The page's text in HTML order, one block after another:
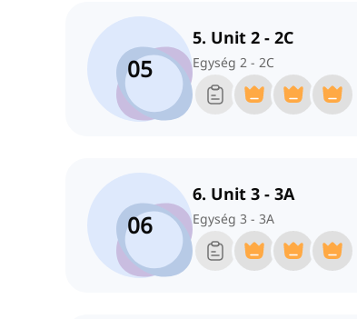
05
5. Unit 2 - 2C
Egység 2 - 2C
06
6. Unit 3 - 3A
Egység 3 - 3A